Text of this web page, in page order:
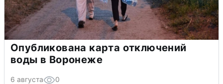
Опубликована карта отключений
воды в Воронеже
6 августа 0